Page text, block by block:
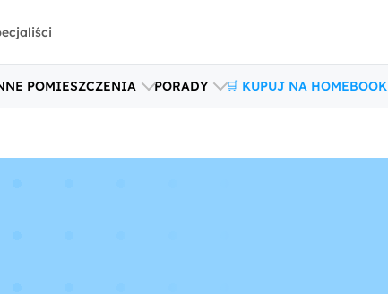
POMIESZCZENIA PORADY 🛒 KUPUJ NA HOMEBOOK